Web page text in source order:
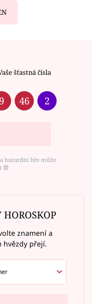
šťastná čísla
9 46 2
hazardní hře může
⑱
HOROSKOP
znamení a
hvězdy přejí.